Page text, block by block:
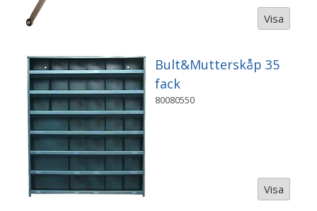
Visa
Bult&Mutterskåp 35
fack
80080550
Visa